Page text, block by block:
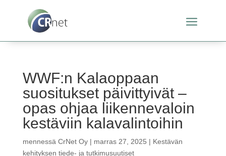
WWF:n Kalaoppaan
suositukset päivittyivät –
opas ohjaa liikennevaloin
kestäviin kalavalintoihin
mennessä CrNet Oy| marras 27, 2025 | Kestävän
kehityksen tiede- ja tutkimusuutiset